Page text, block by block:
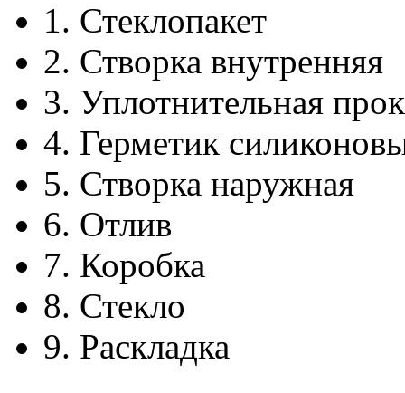
1. Стеклопакет
2. Створка внутренняя
3. Уплотнительная
4. Герметик
5. Створка наружная
6. Отлив
7. Коробка
8. Стекло
9. Раскладка